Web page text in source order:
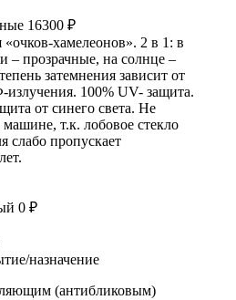
16300 ₽
хамелеонов». 2 в 1: в
– прозрачные, на солнце –
затемнения зависит от
100% UV- защита.
от синего света. Не
т.к. лобовое стекло
слабо пропускает
0 ₽
назначение
(антибликовым)